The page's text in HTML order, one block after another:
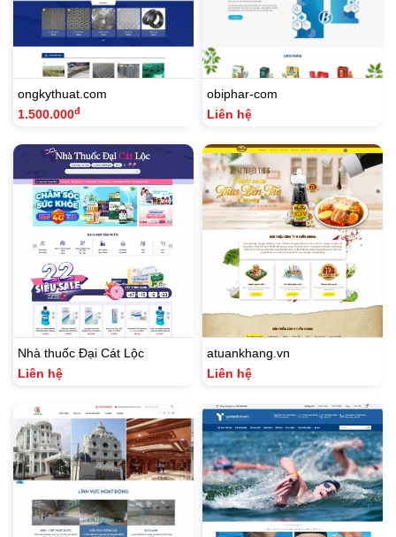
ongkythuat.com
1.500.000đ
obiphar-com
Liên hệ
Nhà thuốc Đại Cát Lộc
Liên hệ
atuankhang.vn
Liên hệ